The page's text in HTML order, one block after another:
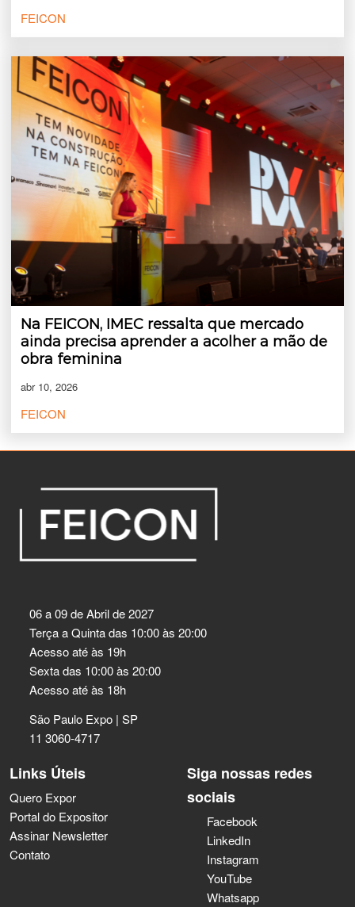
FEICON
Na FEICON, IMEC ressalta que mercado
ainda precisa aprender a acolher a mão de
obra feminina
abr 10, 2026
FEICON
06 a 09 de Abril de 2027
Terça a Quinta das 10:00 às 20:00
Acesso até às 19h
Sexta das 10:00 às 20:00
Acesso até às 18h
São Paulo Expo | SP
11 3060-4717
Links Úteis
Quero Expor
Portal do Expositor
Assinar Newsletter
Contato
Siga nossas redes
sociais
Facebook
LinkedIn
Instagram
YouTube
Whatsapp